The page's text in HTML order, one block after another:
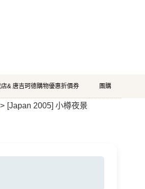
& 唐吉珂德購物優惠折價券 團購
> [Japan 2005] 小樽夜景